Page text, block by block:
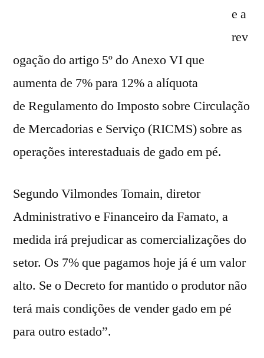
e a
rev
ogação do artigo 5º do Anexo VI que
aumenta de 7% para 12% a alíquota
de Regulamento do Imposto sobre Circulação
de Mercadorias e Serviço (RICMS) sobre as
operações interestaduais de gado em pé.
Segundo Vilmondes Tomain, diretor
Administrativo e Financeiro da Famato, a
medida irá prejudicar as comercializações do
setor. Os 7% que pagamos hoje já é um valor
alto. Se o Decreto for mantido o produtor não
terá mais condições de vender gado em pé
para outro estado”.